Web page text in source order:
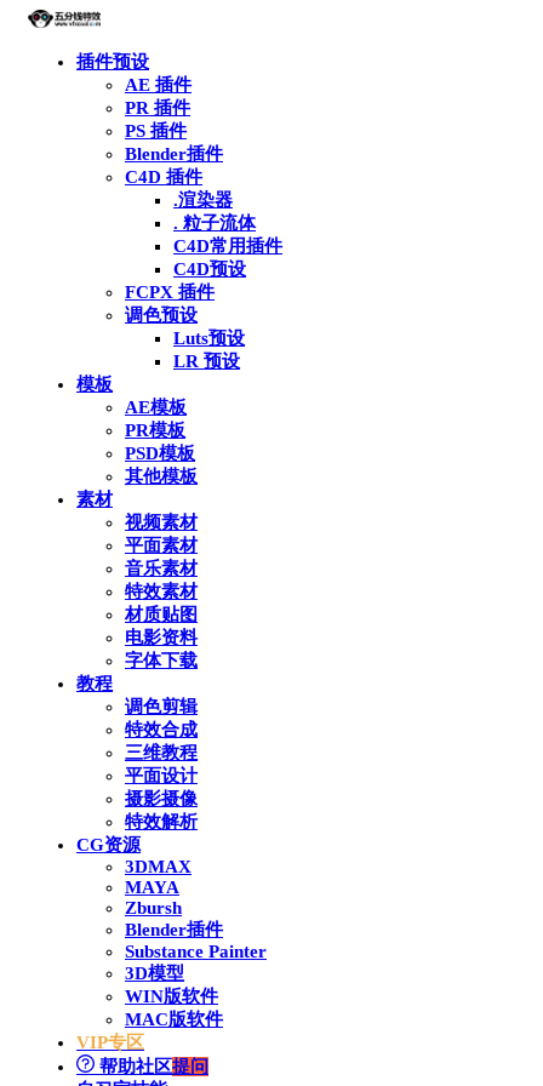
插件预设
AE 插件
PR 插件
PS 插件
Blender插件
C4D 插件
.渲染器
. 粒子流体
C4D常用插件
C4D预设
FCPX 插件
调色预设
Luts预设
LR 预设
模板
AE模板
PR模板
PSD模板
其他模板
素材
视频素材
平面素材
音乐素材
特效素材
材质贴图
电影资料
字体下载
教程
调色剪辑
特效合成
三维教程
平面设计
摄影摄像
特效解析
CG资源
3DMAX
MAYA
Zbursh
Blender插件
Substance Painter
3D模型
WIN版软件
MAC版软件
VIP专区
帮助社区提问